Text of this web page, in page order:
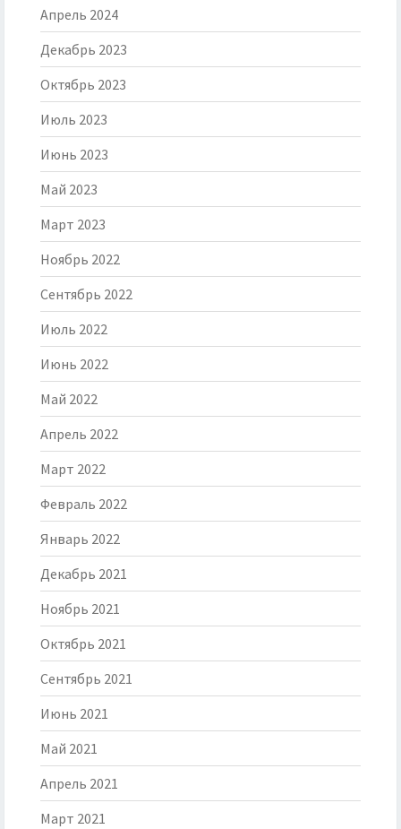
Апрель 2024
Декабрь 2023
Октябрь 2023
Июль 2023
Июнь 2023
Май 2023
Март 2023
Ноябрь 2022
Сентябрь 2022
Июль 2022
Июнь 2022
Май 2022
Апрель 2022
Март 2022
Февраль 2022
Январь 2022
Декабрь 2021
Ноябрь 2021
Октябрь 2021
Сентябрь 2021
Июнь 2021
Май 2021
Апрель 2021
Март 2021